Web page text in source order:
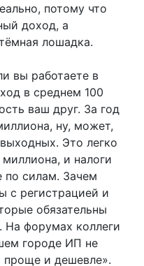
потому что
доход, а
лошадка.
вы работаете в
в среднем 100
ваш друг. За год
ну, может,
Это легко
и налоги
по силам. Зачем
с регистрацией и
обязательны
форумах коллеги
городе ИП не
проще и дешевле».